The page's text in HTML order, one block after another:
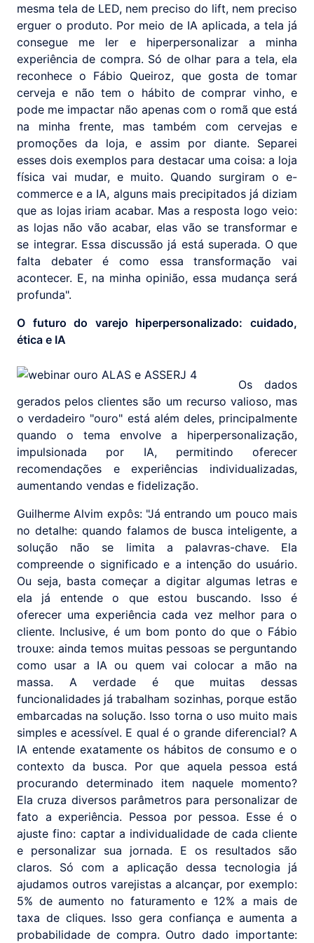
mesma tela de LED, nem preciso do lift, nem preciso
erguer o produto. Por meio de IA aplicada, a tela já
consegue me ler e hiperpersonalizar a minha
experiência de compra. Só de olhar para a tela, ela
reconhece o Fábio Queiroz, que gosta de tomar
cerveja e não tem o hábito de comprar vinho, e
pode me impactar não apenas com o romã que está
na minha frente, mas também com cervejas e
promoções da loja, e assim por diante. Separei
esses dois exemplos para destacar uma coisa: a loja
física vai mudar, e muito. Quando surgiram o e-
commerce e a IA, alguns mais precipitados já diziam
que as lojas iriam acabar. Mas a resposta logo veio:
as lojas não vão acabar, elas vão se transformar e
se integrar. Essa discussão já está superada. O que
falta debater é como essa transformação vai
acontecer. E, na minha opinião, essa mudança será
profunda".
O futuro do varejo hiperpersonalizado: cuidado,
ética e IA
Os dados
gerados pelos clientes são um recurso valioso, mas
o verdadeiro "ouro" está além deles, principalmente
quando o tema envolve a hiperpersonalização,
impulsionada por IA, permitindo oferecer
recomendações e experiências individualizadas,
aumentando vendas e fidelização.
Guilherme Alvim expôs: "Já entrando um pouco mais
no detalhe: quando falamos de busca inteligente, a
solução não se limita a palavras-chave. Ela
compreende o significado e a intenção do usuário.
Ou seja, basta começar a digitar algumas letras e
ela já entende o que estou buscando. Isso é
oferecer uma experiência cada vez melhor para o
cliente. Inclusive, é um bom ponto do que o Fábio
trouxe: ainda temos muitas pessoas se perguntando
como usar a IA ou quem vai colocar a mão na
massa. A verdade é que muitas dessas
funcionalidades já trabalham sozinhas, porque estão
embarcadas na solução. Isso torna o uso muito mais
simples e acessível. E qual é o grande diferencial? A
IA entende exatamente os hábitos de consumo e o
contexto da busca. Por que aquela pessoa está
procurando determinado item naquele momento?
Ela cruza diversos parâmetros para personalizar de
fato a experiência. Pessoa por pessoa. Esse é o
ajuste fino: captar a individualidade de cada cliente
e personalizar sua jornada. E os resultados são
claros. Só com a aplicação dessa tecnologia já
ajudamos outros varejistas a alcançar, por exemplo:
5% de aumento no faturamento e 12% a mais de
taxa de cliques. Isso gera confiança e aumenta a
probabilidade de compra. Outro dado importante: